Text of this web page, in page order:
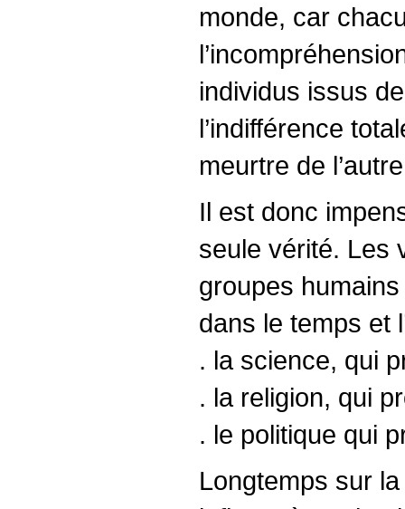
monde, car
individus issus
l’indifférence
meurtre de
Il est donc
seule vérité. Les
groupes
dans le temps et
. la science, qui
. la religion, qui
. le politique qui
Longtemps sur